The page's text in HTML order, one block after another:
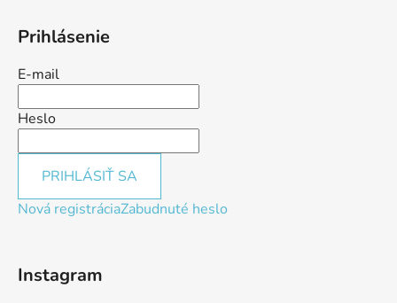
Prihlásenie
E-mail
Heslo
PRIHLÁSIŤ SA
Nová registráciaZabudnuté heslo
Instagram